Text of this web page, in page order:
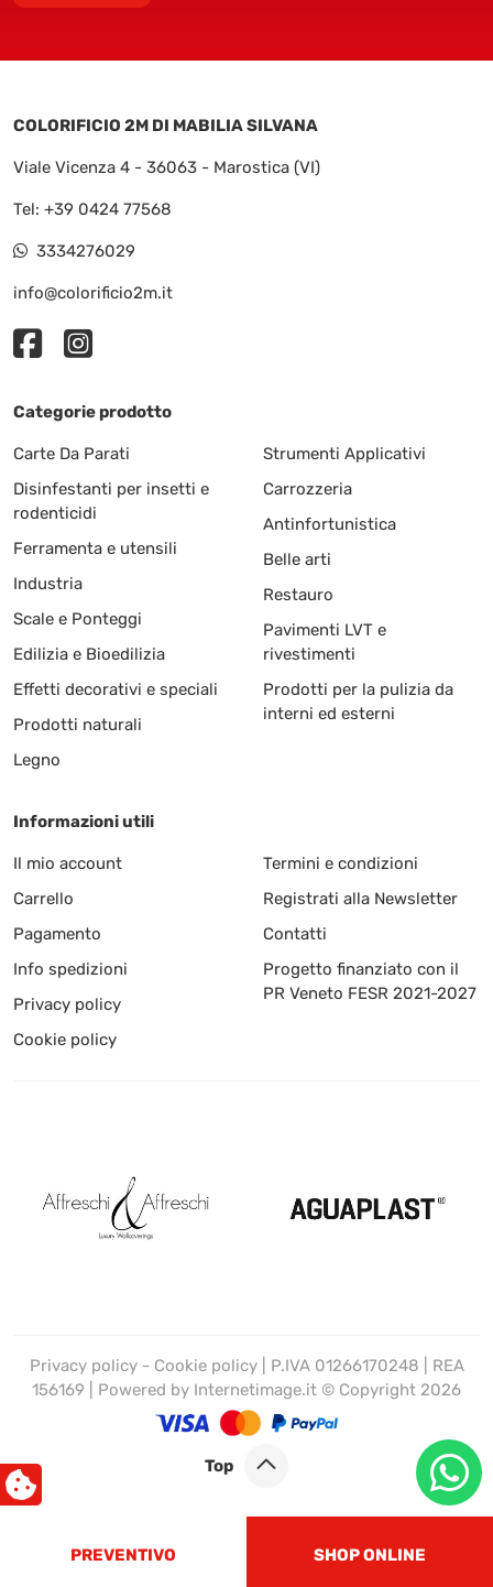
PREVENTIVO SHOP ONLINE
COLORIFICIO 2M DI MABILIA SILVANA
Viale Vicenza 4 - 36063 - Marostica (VI)
Tel: +39 0424 77568
3334276029
info@colorificio2m.it
Categorie prodotto
Carte Da Parati
Disinfestanti per insetti e
rodenticidi
Ferramenta e utensili
Industria
Scale e Ponteggi
Edilizia e Bioedilizia
Effetti decorativi e speciali
Prodotti naturali
Legno
Strumenti Applicativi
Carrozzeria
Antinfortunistica
Belle arti
Restauro
Pavimenti LVT e
rivestimenti
Prodotti per la pulizia da
interni ed esterni
Informazioni utili
Il mio account
Carrello
Pagamento
Info spedizioni
Privacy policy
Cookie policy
Termini e condizioni
Registrati alla Newsletter
Contatti
Progetto finanziato con il
PR Veneto FESR 2021-2027
Privacy policy- Cookie policy| P.IVA 01266170248 | REA
156169 | Powered by Internetimage.it © Copyright 2026
Top